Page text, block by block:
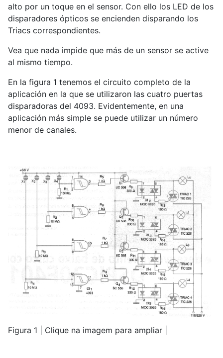
alto por un toque en el sensor. Con ello los LED de los
disparadores ópticos se encienden disparando los
Triacs correspondientes.
Vea que nada impide que más de un sensor se active
al mismo tiempo.
En la figura 1 tenemos el circuito completo de la
aplicación en la que se utilizaron las cuatro puertas
disparadoras del 4093. Evidentemente, en una
aplicación más simple se puede utilizar un número
menor de canales.
Figura 1 | Clique na imagem para ampliar |